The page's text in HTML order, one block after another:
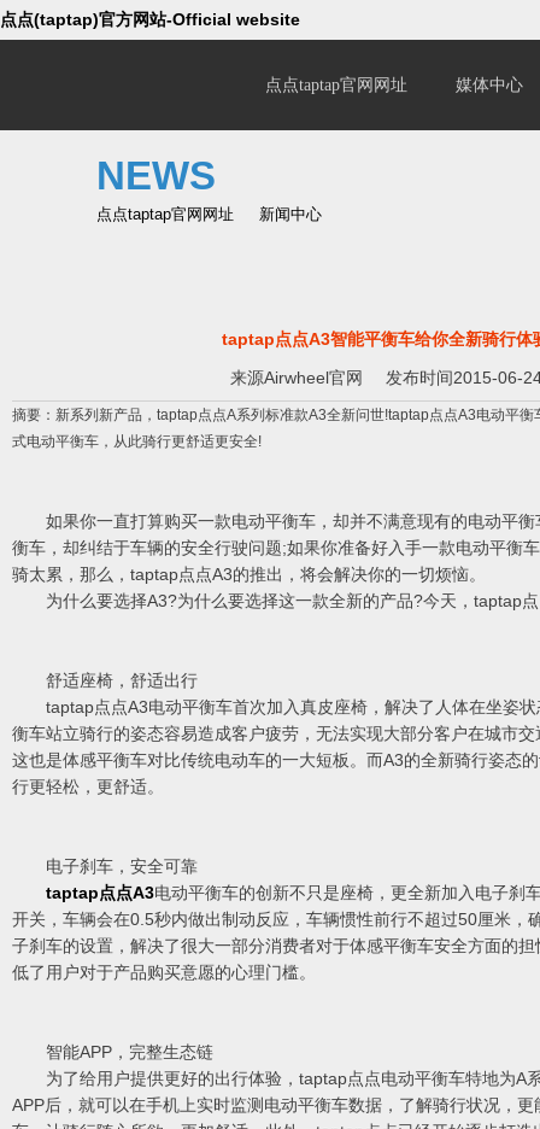
点点(taptap)官方网站-Official website
点点taptap官网网址 媒体中心
NEWS
点点taptap官网网址 新闻中心
taptap点点A3智能平衡车给你全新骑行体
来源Airwheel官网 发布时间2015-06-
摘要：新系列新产品，taptap点点A系列标准款A3全新问世!taptap点点A3电动平
式电动平衡车，从此骑行更舒适更安全!
如果你一直打算购买一款电动平衡车，却并不满意现有的电动平衡
衡车，却纠结于车辆的安全行驶问题;如果你准备好入手一款电动平衡
骑太累，那么，taptap点点A3的推出，将会解决你的一切烦恼。
为什么要选择A3?为什么要选择这一款全新的产品?今天，taptap点
舒适座椅，舒适出行
taptap点点A3电动平衡车首次加入真皮座椅，解决了人体在坐姿状
衡车站立骑行的姿态容易造成客户疲劳，无法实现大部分客户在城市
这也是体感平衡车对比传统电动车的一大短板。而A3的全新骑行姿态
行更轻松，更舒适。
电子刹车，安全可靠
taptap点点A3电动平衡车的创新不只是座椅，更全新加入电子刹
开关，车辆会在0.5秒内做出制动反应，车辆惯性前行不超过50厘米，
子刹车的设置，解决了很大一部分消费者对于体感平衡车安全方面的
低了用户对于产品购买意愿的心理门槛。
智能APP，完整生态链
为了给用户提供更好的出行体验，taptap点点电动平衡车特地为A
APP后，就可以在手机上实时监测电动平衡车数据，了解骑行状况，